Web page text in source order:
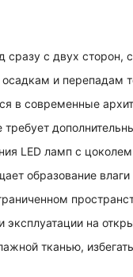
с двух
и перепадам
в современные
LED ламп с цоколем
образование
эксплуатации на
тканью,